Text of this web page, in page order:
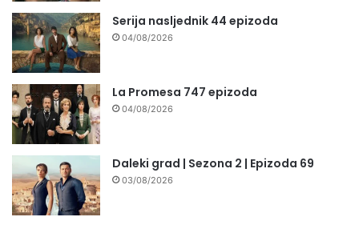
Serija nasljednik 44 epizoda
04/08/2026
La Promesa 747 epizoda
04/08/2026
Daleki grad | Sezona 2 | Epizoda 69
03/08/2026